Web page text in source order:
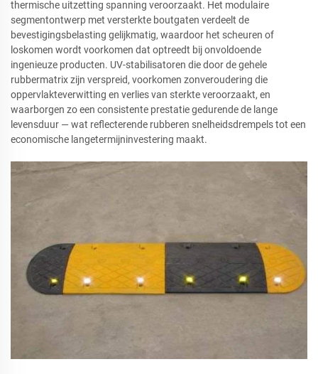
thermische uitzetting spanning veroorzaakt. Het modulaire
segmentontwerp met versterkte boutgaten verdeelt de
bevestigingsbelasting gelijkmatig, waardoor het scheuren of
loskomen wordt voorkomen dat optreedt bij onvoldoende
ingenieuze producten. UV-stabilisatoren die door de gehele
rubbermatrix zijn verspreid, voorkomen zonveroudering die
oppervlakteverwitting en verlies van sterkte veroorzaakt, en
waarborgen zo een consistente prestatie gedurende de lange
levensduur — wat reflecterende rubberen snelheidsdrempels tot een
economische langetermijninvestering maakt.